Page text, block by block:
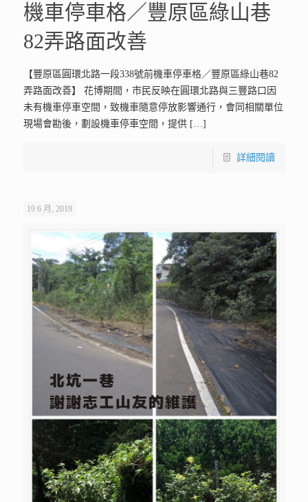
機車停車格／豐原區綠山巷
82弄路面改善
【豐原區圓環北路一段338號前機車停車格／豐原區綠山巷82
弄路面改善】 花博期間，市民反映在圓環北路與三豐路口因
未有機車停車空間，致機車隨意停放影響通行，會同相關單位
現場會勘後，劃設機車停車空間，提供[…]
詳細閱讀
19 6 月, 2019